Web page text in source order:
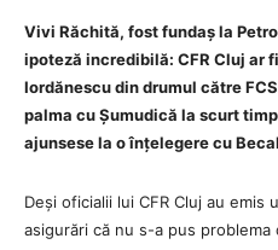
Vivi Răchită, fost fundaș la
ipoteză incredibilă: CFR Cluj ar
Iordănescu din drumul către
palma cu Șumudică la scurt
ajunsese la o înțelegere cu
Deși oficialii lui CFR Cluj au emis
asigurări că nu s-a pus